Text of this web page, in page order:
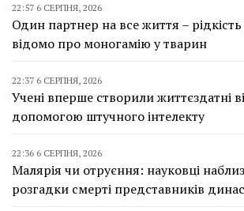
22:57 6 СЕРПНЯ, 2026
Один партнер на все життя –
відомо про моногамію у тварин
22:37 6 СЕРПНЯ, 2026
Учені вперше створили життєздатні
допомогою штучного інтелекту
22:36 6 СЕРПНЯ, 2026
Малярія чи отруєння: науковці
розгадки смерті представників